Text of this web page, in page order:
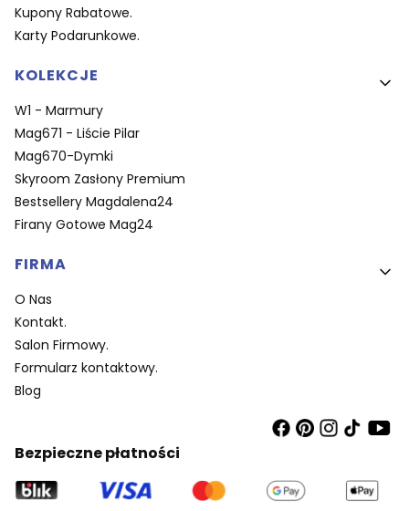
Kupony Rabatowe.
Karty Podarunkowe.
KOLEKCJE
W1 - Marmury
Mag671 - Liście Pilar
Mag670-Dymki
Skyroom Zasłony Premium
Bestsellery Magdalena24
Firany Gotowe Mag24
FIRMA
O Nas
Kontakt.
Salon Firmowy.
Formularz kontaktowy.
Blog
Bezpieczne płatności